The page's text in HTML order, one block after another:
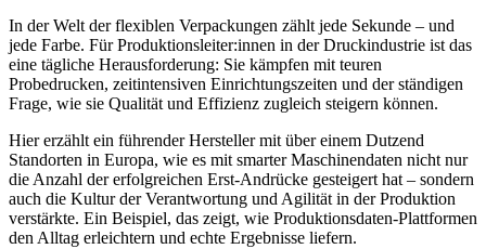
In der Welt der flexiblen Verpackungen zählt jede Sekunde – und
jede Farbe. Für Produktionsleiter:innen in der Druckindustrie ist das
eine tägliche Herausforderung: Sie kämpfen mit teuren
Probedrucken, zeitintensiven Einrichtungszeiten und der ständigen
Frage, wie sie Qualität und Effizienz zugleich steigern können.
Hier erzählt ein führender Hersteller mit über einem Dutzend
Standorten in Europa, wie es mit smarter Maschinendaten nicht nur
die Anzahl der erfolgreichen Erst-Andrücke gesteigert hat – sondern
auch die Kultur der Verantwortung und Agilität in der Produktion
verstärkte. Ein Beispiel, das zeigt, wie Produktionsdaten-Plattformen
den Alltag erleichtern und echte Ergebnisse liefern.